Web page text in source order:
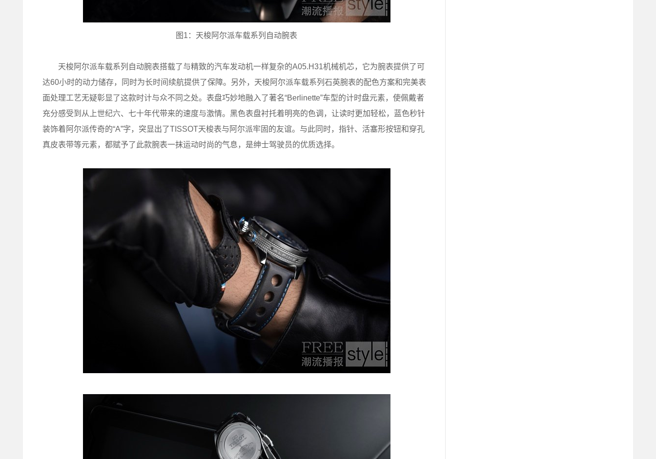
图1：天梭阿尔派车载系列自动腕表
天梭阿尔派车载系列自动腕表搭载了与精致的汽车发动机一样复杂的A05.H31机械机芯，它为腕表提供了可
达60小时的动力储存，同时为长时间续航提供了保障。另外，天梭阿尔派车载系列石英腕表的配色方案和完美表
面处理工艺无疑彰显了这款时计与众不同之处。表盘巧妙地融入了著名“Berlinette”车型的计时盘元素，使佩戴者
充分感受到从上世纪六、七十年代带来的速度与激情。黑色表盘衬托着明亮的色调，让读时更加轻松，蓝色秒针
装饰着阿尔派传奇的“A”字，突显出了TISSOT天梭表与阿尔派牢固的友谊。与此同时，指针、活塞形按钮和穿孔
真皮表带等元素，都赋予了此款腕表一抹运动时尚的气息，是绅士驾驶员的优质选择。